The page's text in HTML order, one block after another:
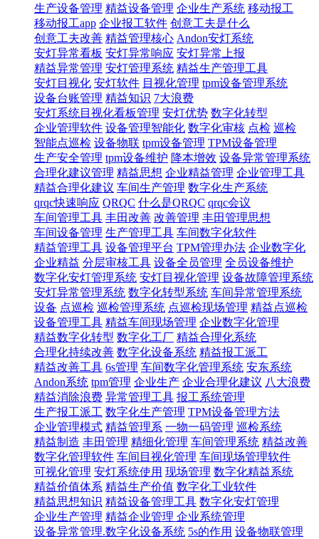
生产设备管理 精益设备管理 企业生产系统 移动报工
移动报工app 企业报工软件 创意工夫是什么
创意工夫改善 精益管理核心 Andon安灯系统
安灯异常看板 安灯异常响应 安灯异常上报
精益异常管理 安灯管理系统 精益生产管理工具
安灯目视化 安灯软件 目视化管理 tpm设备管理系统
设备台账管理 精益知识 7大浪费
安灯系统目视化看板管理 安灯优势 数字化转型
企业管理软件 设备管理智能化 数字化审核 点检 巡检
智能点巡检 设备物联 tpm设备管理 TPM设备管理
生产安全管理 tpm设备维护 降本增效 设备异常管理系统
合理化建议管理 精益思想 企业精益管理 企业管理工具
精益合理化建议 车间生产管理 数字化生产系统
qrqc快速响应 QRQC 什么是QRQC qrqc会议
车间管理工具 丰田改善 改善管理 丰田管理思想
车间设备管理 生产管理工具 车间数字化软件
精益管理工具 设备管理平台 TPM管理办法 企业数字化
企业精益 分层审核工具 设备全员管理 全员设备维护
数字化安灯管理系统​ 安灯目视化管理 设备故障管理系统
安灯异常管理系统 数字化转型系统 车间异常管理系统
设备 点巡检 巡检管理系统 点巡检现场管理 精益点巡检
设备管理工具 精益车间现场管理 企业数字化管理
精益数字化转型 数字化工厂 精益合理化系统
合理化持续改善 数字化设备系统 精益报工派工
精益改善工具 6s管理 车间数字化管理系统 安东系统
Andon系统 tpm管理 企业生产 企业合理化建议 八大浪费
精益消除浪费 异常管理工具 报工系统管理
生产报工派工 数字化生产管理 TPM设备管理方法
企业管理模式 精益管理系 一物一码管理 巡检系统
精益制造 丰田管理 精细化管理 车间管理系统 精益改善
数字化管理软件 车间目视化管理 车间现场管理软件
可视化管理 安灯系统使用 现场管理 数字化精益系统
精益价值体系 精益生产价值 数字化工业软件
精益思想知识 精益设备管理工具 数字化安灯管理
企业生产管理 精益企业管理 企业系统管理
设备异常管理.数字化设备系统 5s的作用 设备物联管理